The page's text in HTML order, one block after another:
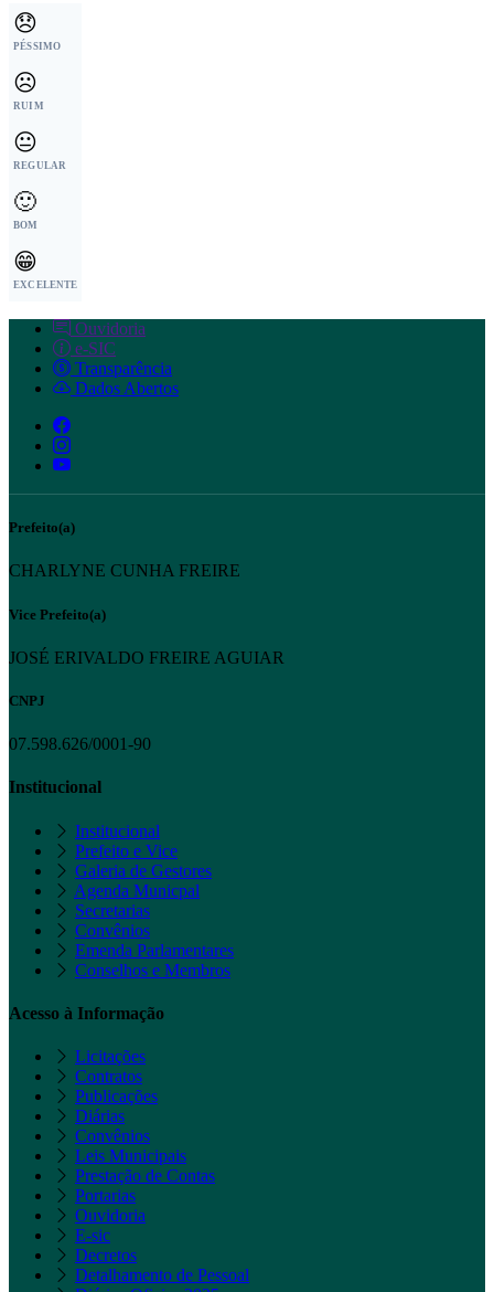
😞
PÉSSIMO
☹️
RUIM
😐
REGULAR
🙂
BOM
😁
EXCELENTE
Ouvidoria
e-SIC
Transparência
Dados Abertos
Prefeito(a)
CHARLYNE CUNHA FREIRE
Vice Prefeito(a)
JOSÉ ERIVALDO FREIRE AGUIAR
CNPJ
07.598.626/0001-90
Institucional
Institucional
Prefeito e Vice
Galeria de Gestores
Agenda Municpal
Secretarias
Convênios
Emenda Parlamentares
Conselhos e Membros
Acesso à Informação
Licitações
Contratos
Publicações
Diárias
Convênios
Leis Municipais
Prestação de Contas
Portarias
Ouvidoria
E-sic
Decretos
Detalhamento de Pessoal